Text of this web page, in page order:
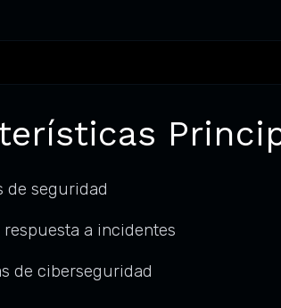
de seguridad
respuesta a incidentes
de ciberseguridad